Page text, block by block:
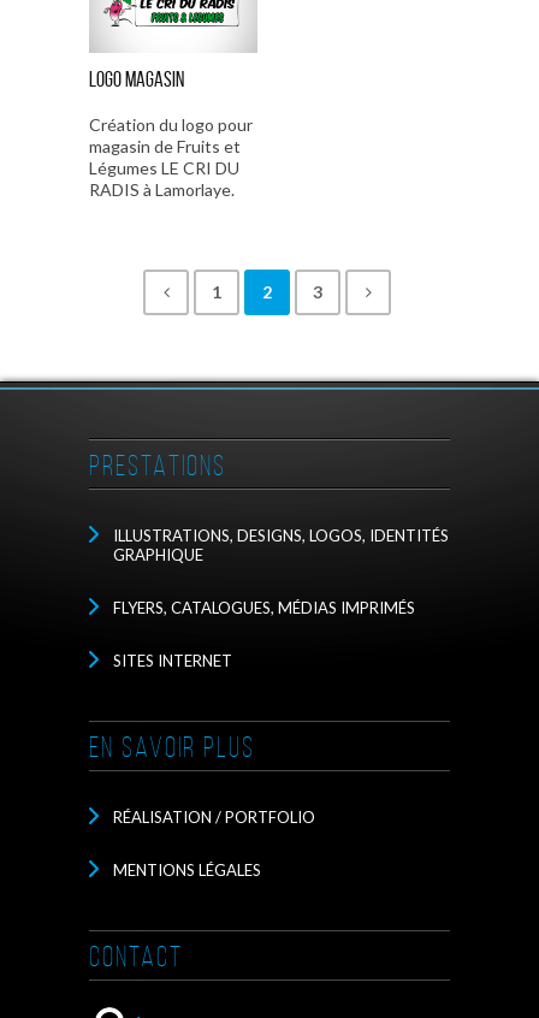
Logo magasin
Création du logo pour
magasin de Fruits et
Légumes LE CRI DU
RADIS à Lamorlaye.
1 2 3
PRESTATIONS
ILLUSTRATIONS, DESIGNS, LOGOS, IDENTITÉS
GRAPHIQUE
FLYERS, CATALOGUES, MÉDIAS IMPRIMÉS
SITES INTERNET
EN SAVOIR PLUS
RÉALISATION / PORTFOLIO
MENTIONS LÉGALES
CONTACT